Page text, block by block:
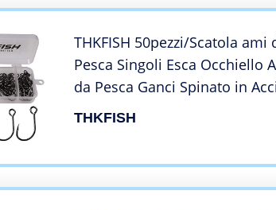
THKFISH 50pezzi/Scatola ami
Pesca Singoli Esca Occhiello
da Pesca Ganci Spinato in
al Carbonio Nero #2#1 1/0 2/0
THKFISH